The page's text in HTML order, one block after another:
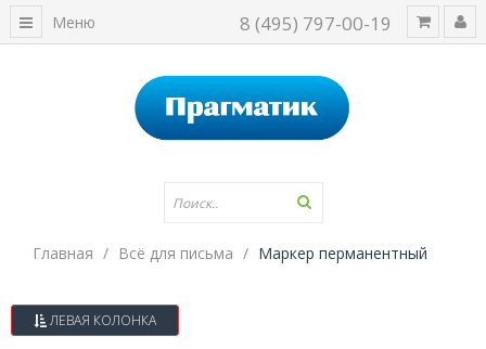
8 (495) 797-00-19
Меню
Главная Всё для письма Маркер перманентный
ЛЕВАЯ КОЛОНКА